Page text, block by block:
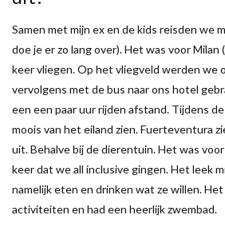
Samen met mijn ex en de kids reisden we
doe je er zo lang over). Het was voor
keer vliegen. Op het vliegveld werden we
vervolgens met de bus naar ons hotel
een een paar uur rijden afstand. Tijdens
moois van het eiland zien. Fuerteventura
uit. Behalve bij de dierentuin. Het was
keer dat we all inclusive gingen. Het leek
namelijk eten en drinken wat ze willen.
activiteiten en had een heerlijk zwembad.